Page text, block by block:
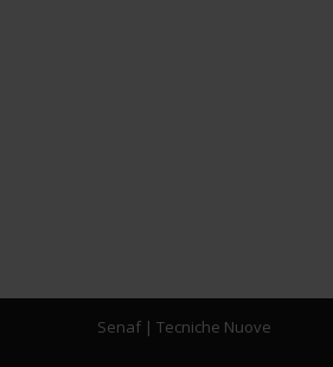
Senaf| Tecniche Nuove